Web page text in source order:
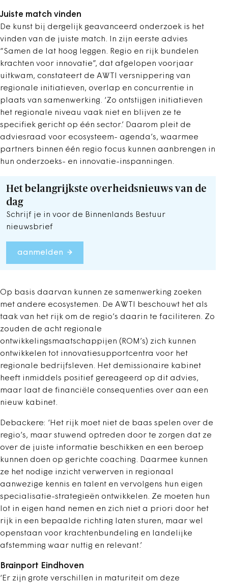
Juiste match vinden
De kunst bij dergelijk geavanceerd onderzoek is het
vinden van de juiste match. In zijn eerste advies
“Samen de lat hoog leggen. Regio en rijk bundelen
krachten voor innovatie”, dat afgelopen voorjaar
uitkwam, constateert de AWTI versnippering van
regionale initiatieven, overlap en concurrentie in
plaats van samenwerking. ‘Zo ontstijgen initiatieven
het regionale niveau vaak niet en blijven ze te
specifiek gericht op één sector.’ Daarom pleit de
adviesraad voor ecosysteem- agenda’s, waarmee
partners binnen één regio focus kunnen aanbrengen in
hun onderzoeks- en innovatie-inspanningen.
Het belangrijkste overheidsnieuws van de
dag
Schrijf je in voor de Binnenlands Bestuur
nieuwsbrief
aanmelden
Op basis daarvan kunnen ze samenwerking zoeken
met andere ecosystemen. De AWTI beschouwt het als
taak van het rijk om de regio’s daarin te faciliteren. Zo
zouden de acht regionale
ontwikkelingsmaatschappijen (ROM’s) zich kunnen
ontwikkelen tot innovatiesupportcentra voor het
regionale bedrijfsleven. Het demissionaire kabinet
heeft inmiddels positief gereageerd op dit advies,
maar laat de financiële consequenties over aan een
nieuw kabinet.
Debackere: ‘Het rijk moet niet de baas spelen over de
regio’s, maar stuwend optreden door te zorgen dat ze
over de juiste informatie beschikken en een beroep
kunnen doen op gerichte coaching. Daarmee kunnen
ze het nodige inzicht verwerven in regionaal
aanwezige kennis en talent en vervolgens hun eigen
specialisatie-strategieën ontwikkelen. Ze moeten hun
lot in eigen hand nemen en zich niet a priori door het
rijk in een bepaalde richting laten sturen, maar wel
openstaan voor krachtenbundeling en landelijke
afstemming waar nuttig en relevant.’
Brainport Eindhoven
‘Er zijn grote verschillen in maturiteit om deze